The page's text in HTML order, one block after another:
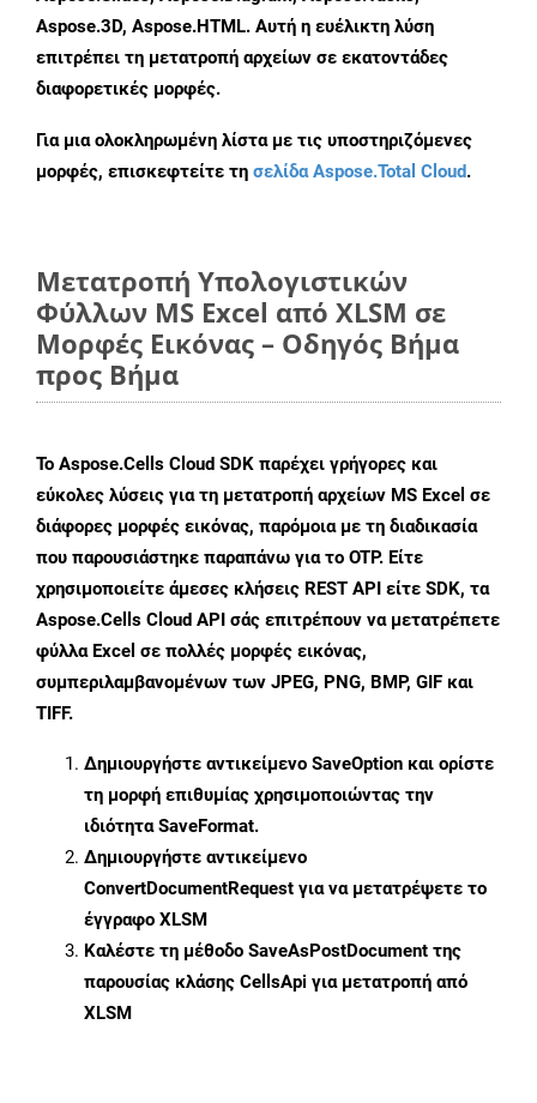
Aspose.3D, Aspose.HTML. Αυτή η ευέλικτη λύση
επιτρέπει τη μετατροπή αρχείων σε εκατοντάδες
διαφορετικές μορφές.
Για μια ολοκληρωμένη λίστα με τις υποστηριζόμενες
μορφές, επισκεφτείτε τη σελίδα Aspose.Total Cloud.
Μετατροπή Υπολογιστικών
Φύλλων MS Excel από XLSM σε
Μορφές Εικόνας – Οδηγός Βήμα
προς Βήμα
Το Aspose.Cells Cloud SDK παρέχει γρήγορες και
εύκολες λύσεις για τη μετατροπή αρχείων MS Excel σε
διάφορες μορφές εικόνας, παρόμοια με τη διαδικασία
που παρουσιάστηκε παραπάνω για το OTP. Είτε
χρησιμοποιείτε άμεσες κλήσεις REST API είτε SDK, τα
Aspose.Cells Cloud API σάς επιτρέπουν να μετατρέπετε
φύλλα Excel σε πολλές μορφές εικόνας,
συμπεριλαμβανομένων των JPEG, PNG, BMP, GIF και
TIFF.
Δημιουργήστε αντικείμενο SaveOption και ορίστε
τη μορφή επιθυμίας χρησιμοποιώντας την
ιδιότηταSaveFormat.
Δημιουργήστε αντικείμενο
ConvertDocumentRequest για να μετατρέψετε το
έγγραφο XLSM
Καλέστε τη μέθοδο SaveAsPostDocument της
παρουσίας κλάσης CellsApi για μετατροπή από
XLSM